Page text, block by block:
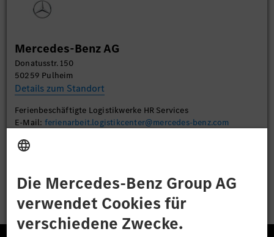
Mercedes-Benz AG
Donatusstr. 150
50259 Pulheim
Details zum Standort
Ferienbeschäftigte Logistikwerke HR Services
E-Mail: ferienarbeit.logistikcenter@mercedes-benz.com
Bewerben